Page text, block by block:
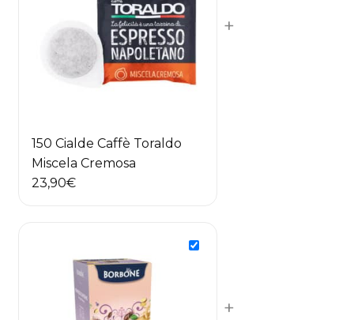
150 Cialde Caffè Toraldo
Miscela Cremosa
23,90€
+
+